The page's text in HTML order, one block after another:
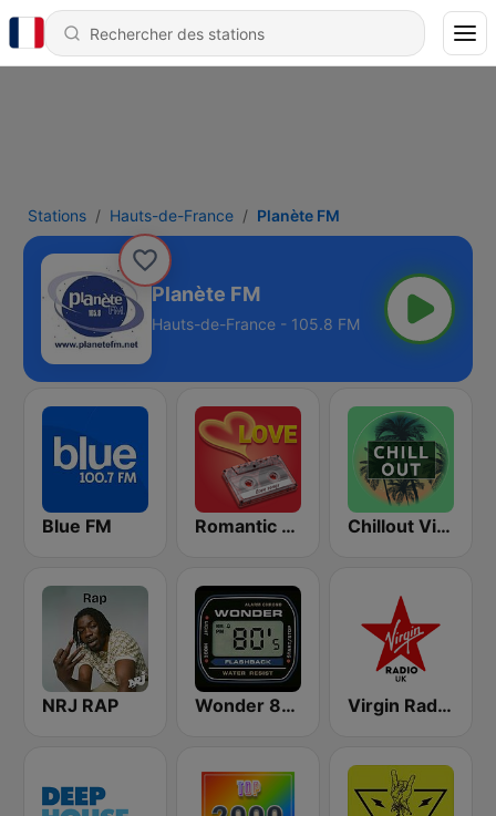
Stations Hauts-de-France Planète FM
Planète FM
Hauts-de-France - 105.8 FM
Blue FM Romantic Vibes Chillout Vibes
NRJ RAP Wonder 80's Virgin Radio UK